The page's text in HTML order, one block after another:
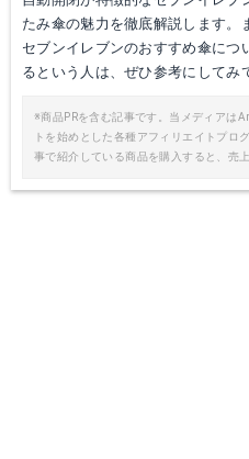
たみ傘の魅力を徹底解説します。
セブンイレブンのおすすめ傘につ
るという人は、ぜひ参考にしてみ
※商品PRを含む記事です。当メディアは
トを始めとした各種アフィリエイトプロ
事で紹介している商品を購入すると、売